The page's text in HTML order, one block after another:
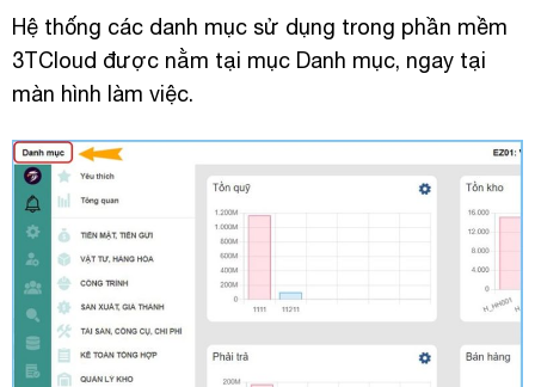
Hệ thống các danh mục sử dụng trong phần mềm
3TCloud được nằm tại mục Danh mục, ngay tại
màn hình làm việc.